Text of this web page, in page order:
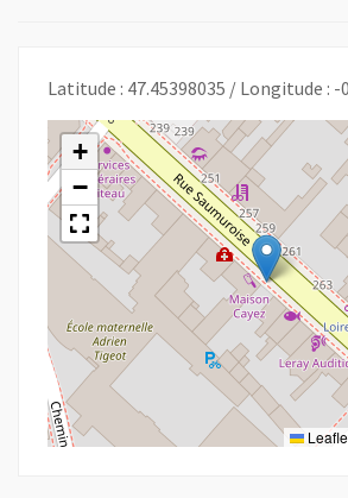
Latitude : 47.45398035 / Longitude : -
+
−